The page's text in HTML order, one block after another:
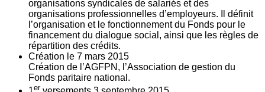
organisations syndicales de salariés et des
organisations professionnelles d’employeurs. Il définit
l’organisation et le fonctionnement du Fonds pour le
financement du dialogue social, ainsi que les règles de
répartition des crédits.
Création le 7 mars 2015
Création de l’AGFPN, l’Association de gestion du
Fonds paritaire national.
er